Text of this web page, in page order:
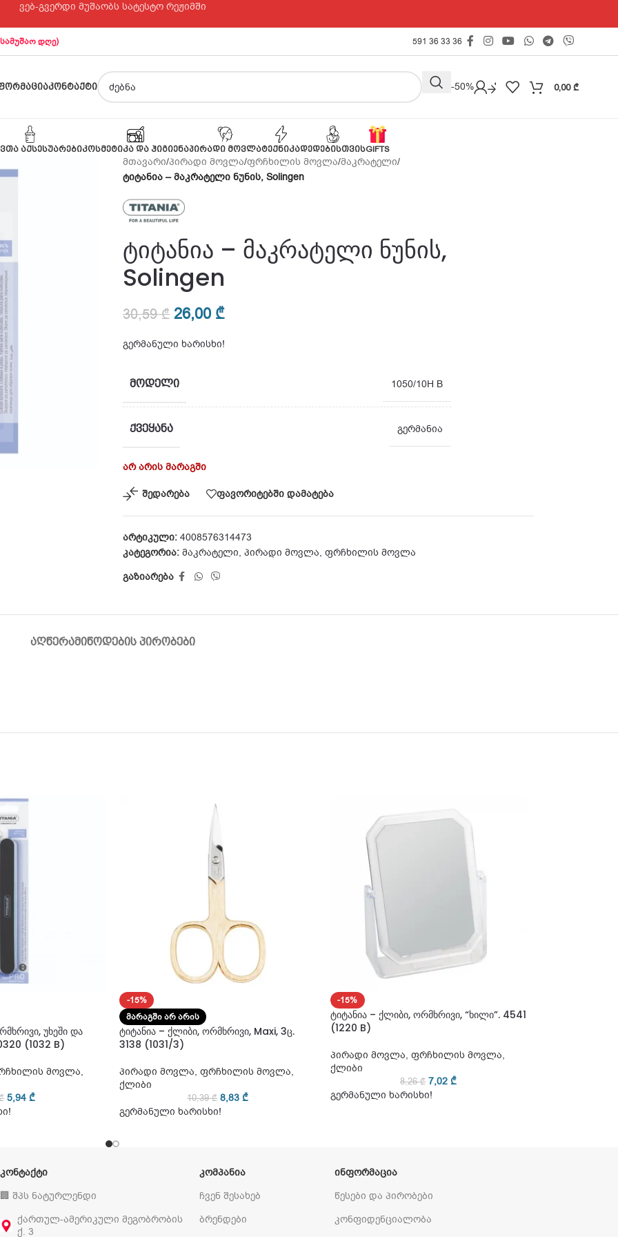
ვებ-გვერდი მუშაობს სატესტო რეჟიმში
დღე) 591 36 33 36
ᲙᲝᲜᲢᲐᲥᲢᲘ Outlet -50% 0,00 ₾
ᲐᲥᲡᲔᲡᲣᲐᲠᲔᲑᲘᲙᲝᲡᲛᲔᲢᲘᲙᲐ ᲓᲐ ᲰᲘᲒᲘᲔᲜᲐᲞᲘᲠᲐᲓᲘ ᲛᲝᲕᲚᲐᲢᲔᲥᲜᲘᲙᲐᲓᲔᲓᲔᲑᲘᲡᲗᲕᲘᲡGIFTS
მთავარი/პირადი მოვლა/ფრჩხილის მოვლა/მაკრატელი/
ტიტანია – მაკრატელი ნუნის, Solingen
ტიტანია – მაკრატელი ნუნის,
Solingen
30,59₾ 26,00 ₾
გერმანული ხარისხი!
ᲛᲝᲓᲔᲚᲘ 1050/10H B
ᲥᲕᲔᲧᲐᲜᲐ გერმანია
არ არის მარაგში
შედარება ფავორიტებში დამატება
არტიკული: 4008576314473
კატეგორია: მაკრატელი, პირადი მოვლა, ფრჩხილის მოვლა
გაზიარება
ᲐᲦᲬᲔᲠᲐᲛᲘᲬᲝᲓᲔᲑᲘᲡ ᲞᲘᲠᲝᲑᲔᲑᲘ
უხეში და
(1032 B)
მოვლა,
5,94₾
-15%
ᲛᲐᲠᲐᲒᲨᲘ ᲐᲠ ᲐᲠᲘᲡ
ტიტანია – ქლიბი, ორმხრივი, Maxi, 3ც.
3138 (1031/3)
პირადი მოვლა, ფრჩხილის მოვლა,
ქლიბი
10,39₾ 8,83₾
გერმანული ხარისხი!
-15%
ტიტანია – ქლიბი, ორმხრივი, “ხილი”. 4541
(1220 B)
პირადი მოვლა, ფრჩხილის მოვლა,
ქლიბი
8,26₾ 7,02₾
გერმანული ხარისხი!
ᲙᲝᲜᲢᲐᲥᲢᲘ
🏢 შპს ნატურლენდი
ქართულ-ამერიკული მეგობრობის
ქ. 3
ᲙᲝᲛᲞᲐᲜᲘᲐ
ჩვენ შესახებ
ბრენდები
ᲘᲜᲤᲝᲠᲛᲐᲪᲘᲐ
წესები და პირობები
კონფიდენციალობა